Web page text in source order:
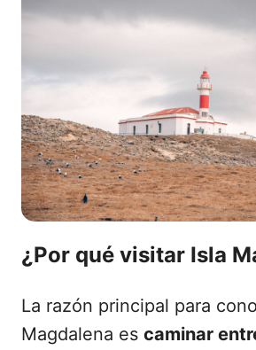
¿Por qué visitar Isla
La razón principal para
Magdalena es caminar